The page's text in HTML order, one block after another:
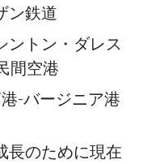
ン鉄道
ントン・ダレス
間空港
-バージニア港
長のために現在